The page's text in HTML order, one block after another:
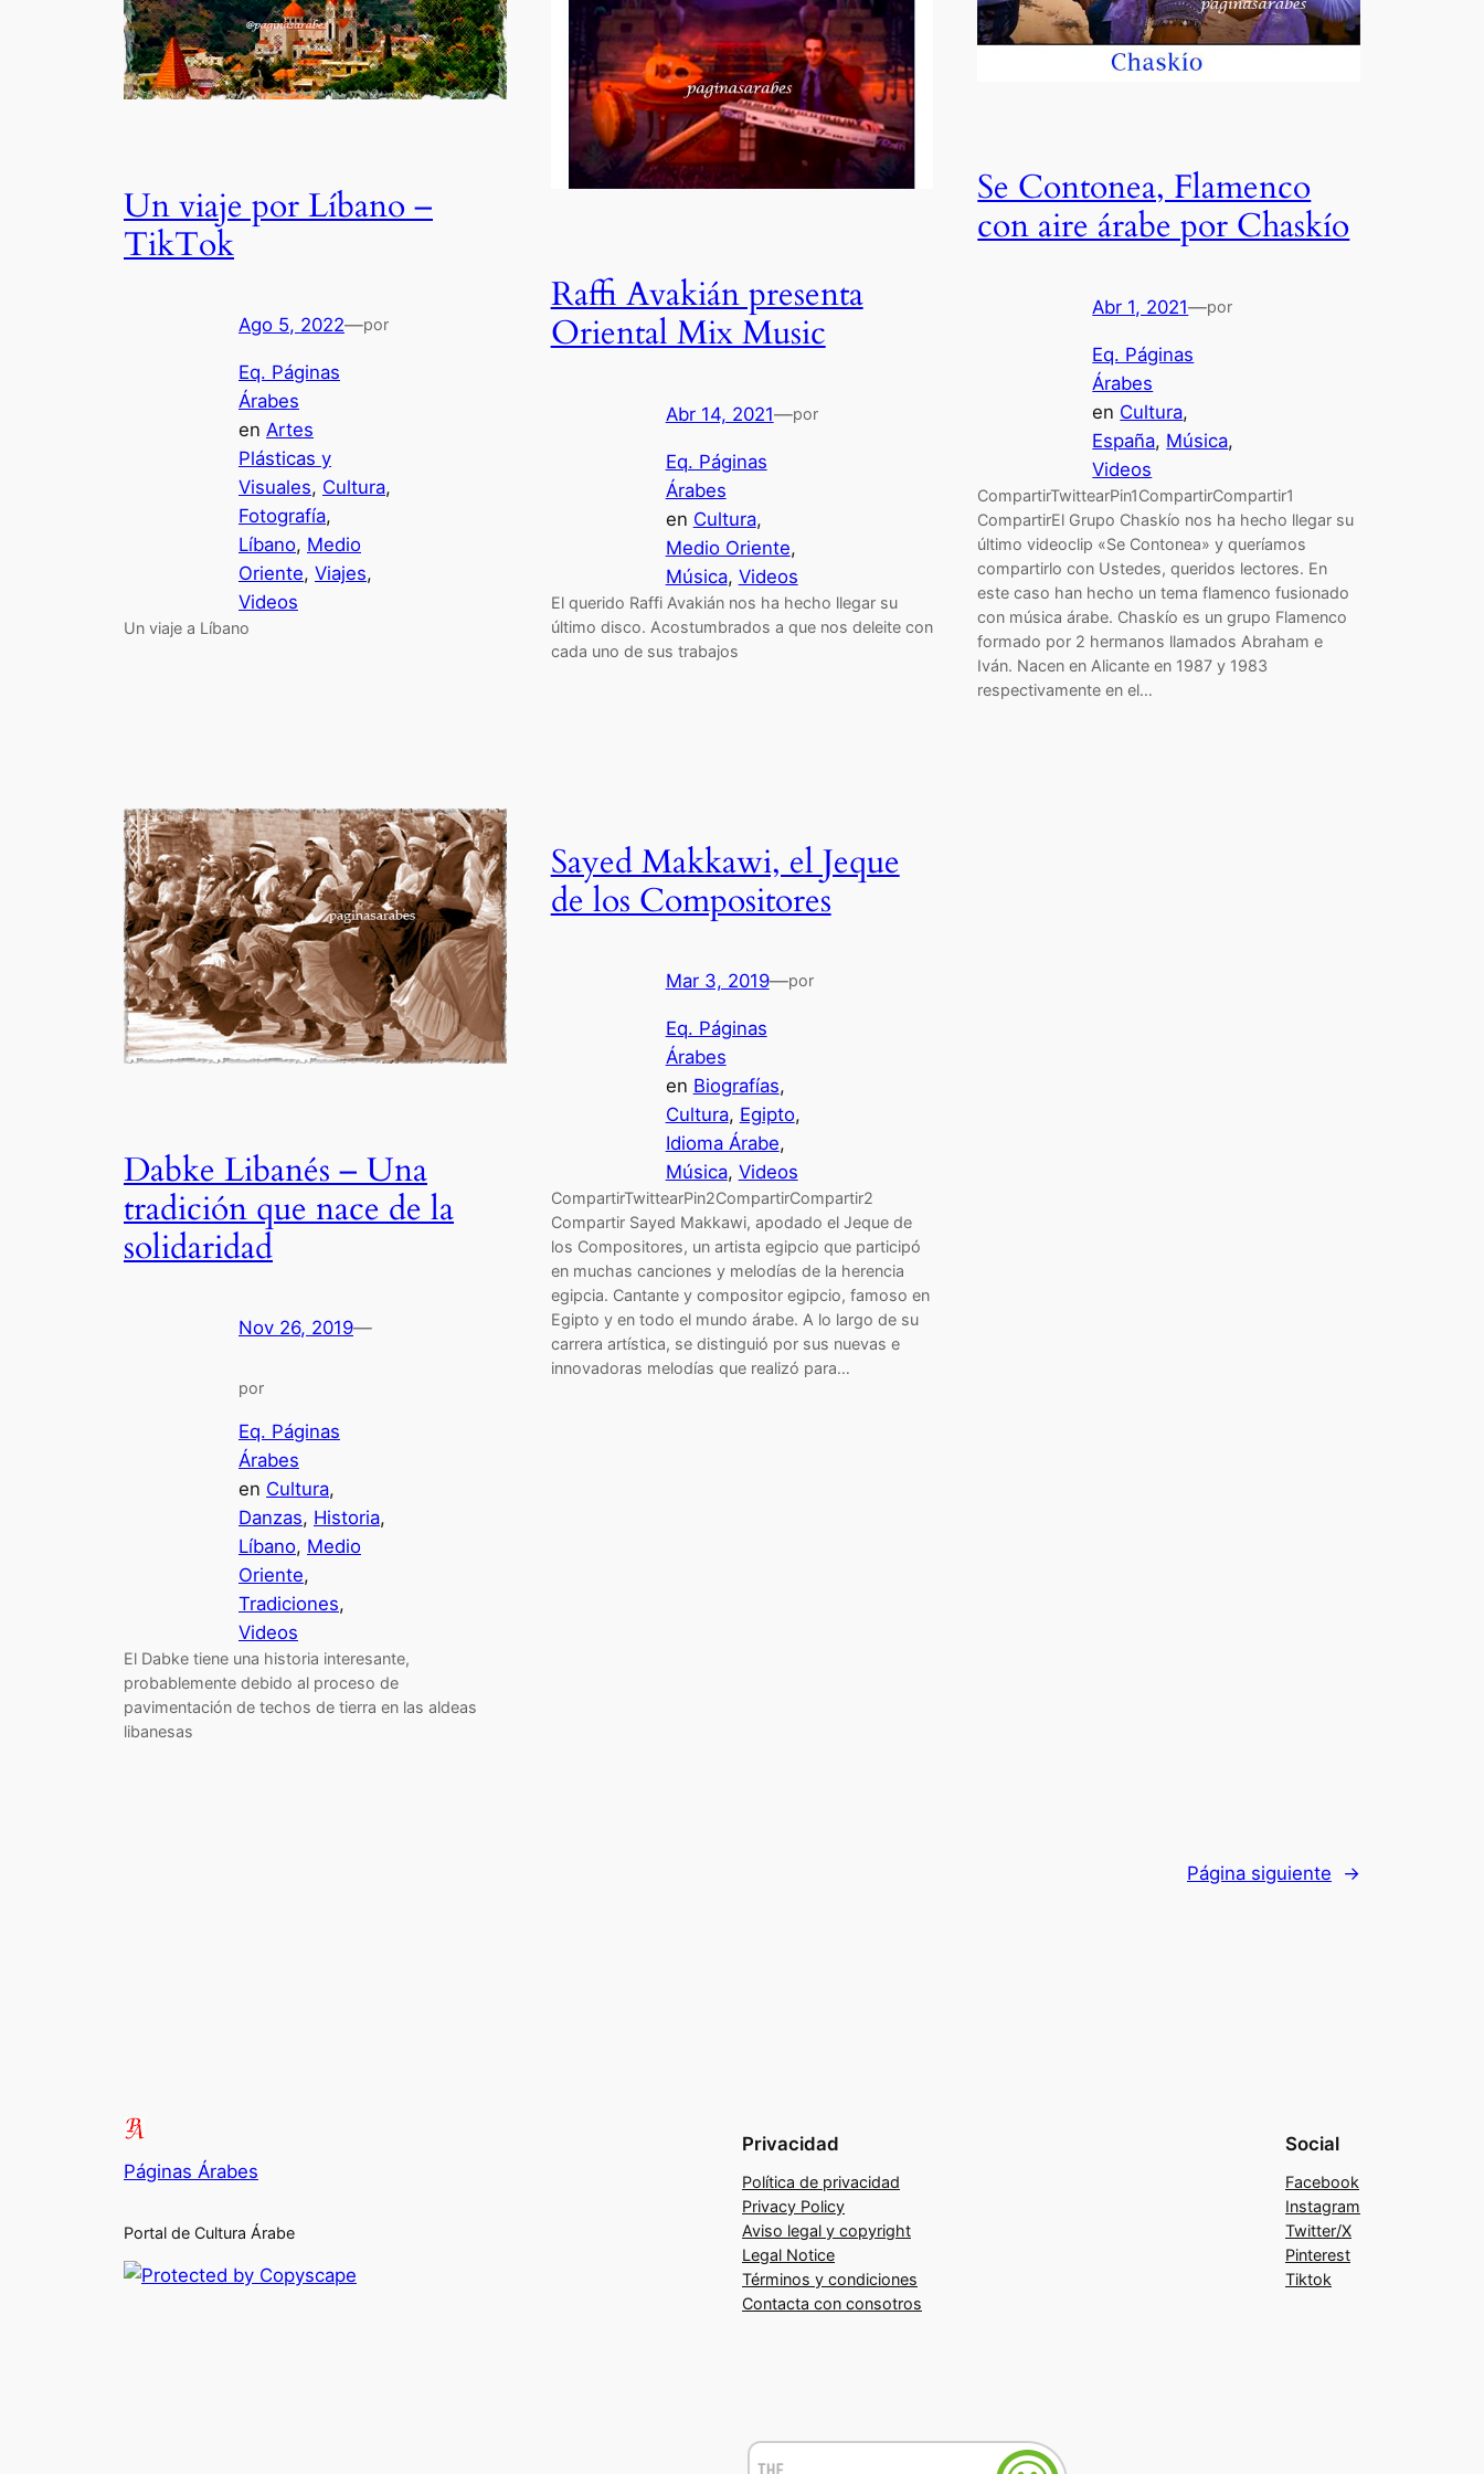
Un viaje por Líbano –
TikTok
Ago 5, 2022—por
Eq. Páginas
Árabes
en Artes
Plásticas y
Visuales, Cultura
Fotografía
Líbano, Medio
Oriente, Viajes
Videos
Un viaje a Líbano
Raffi Avakián presenta
Oriental Mix Music
Abr 14, 2021—por
Eq. Páginas
Árabes
en Cultura
Medio Oriente
Música, Videos
El querido Raffi Avakián nos ha hecho llegar su
último disco. Acostumbrados a que nos deleite con
cada uno de sus trabajos
Se Contonea, Flamenco
con aire árabe por Chaskío
Abr 1, 2021—por
Eq. Páginas
Árabes
en Cultura
España, Música
Videos
CompartirTwittearPin1CompartirCompartir1
CompartirEl Grupo Chaskío nos ha hecho llegar su
último videoclip «Se Contonea» y queríamos
compartirlo con Ustedes, queridos lectores. En
este caso han hecho un tema flamenco fusionado
con música árabe. Chaskío es un grupo Flamenco
formado por 2 hermanos llamados Abraham e
Iván. Nacen en Alicante en 1987 y 1983
respectivamente en el…
Dabke Libanés – Una
tradición que nace de la
solidaridad
Nov 26, 2019—
por
Eq. Páginas
Árabes
en Cultura
Danzas, Historia
Líbano, Medio
Oriente
Tradiciones
Videos
El Dabke tiene una historia interesante,
probablemente debido al proceso de
pavimentación de techos de tierra en las aldeas
libanesas
Sayed Makkawi, el Jeque
de los Compositores
Mar 3, 2019—por
Eq. Páginas
Árabes
en Biografías
Cultura, Egipto
Idioma Árabe
Música, Videos
CompartirTwittearPin2CompartirCompartir2
Compartir Sayed Makkawi, apodado el Jeque de
los Compositores, un artista egipcio que participó
en muchas canciones y melodías de la herencia
egipcia. Cantante y compositor egipcio, famoso en
Egipto y en todo el mundo árabe. A lo largo de su
carrera artística, se distinguió por sus nuevas e
innovadoras melodías que realizó para…
Página siguiente →
Páginas Árabes
Portal de Cultura Árabe
Privacidad
Política de privacidad
Privacy Policy
Aviso legal y copyright
Legal Notice
Términos y condiciones
Contacta con consotros
Social
Facebook
Instagram
Twitter/X
Pinterest
Tiktok